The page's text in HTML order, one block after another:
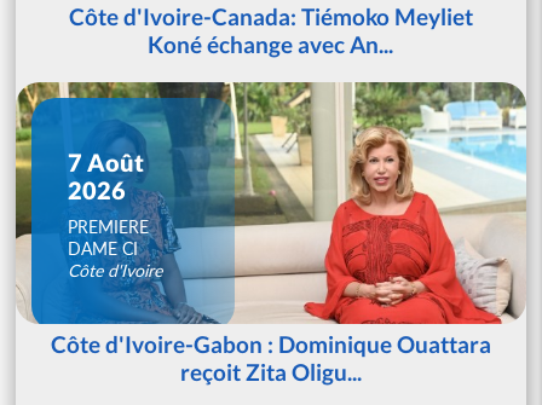
Côte d'Ivoire-Canada: Tiémoko Meyliet
Koné échange avec An...
7 Août
2026
PREMIERE
DAME CI
Côte d'Ivoire
Côte d'Ivoire-Gabon : Dominique Ouattara
reçoit Zita Oligu...